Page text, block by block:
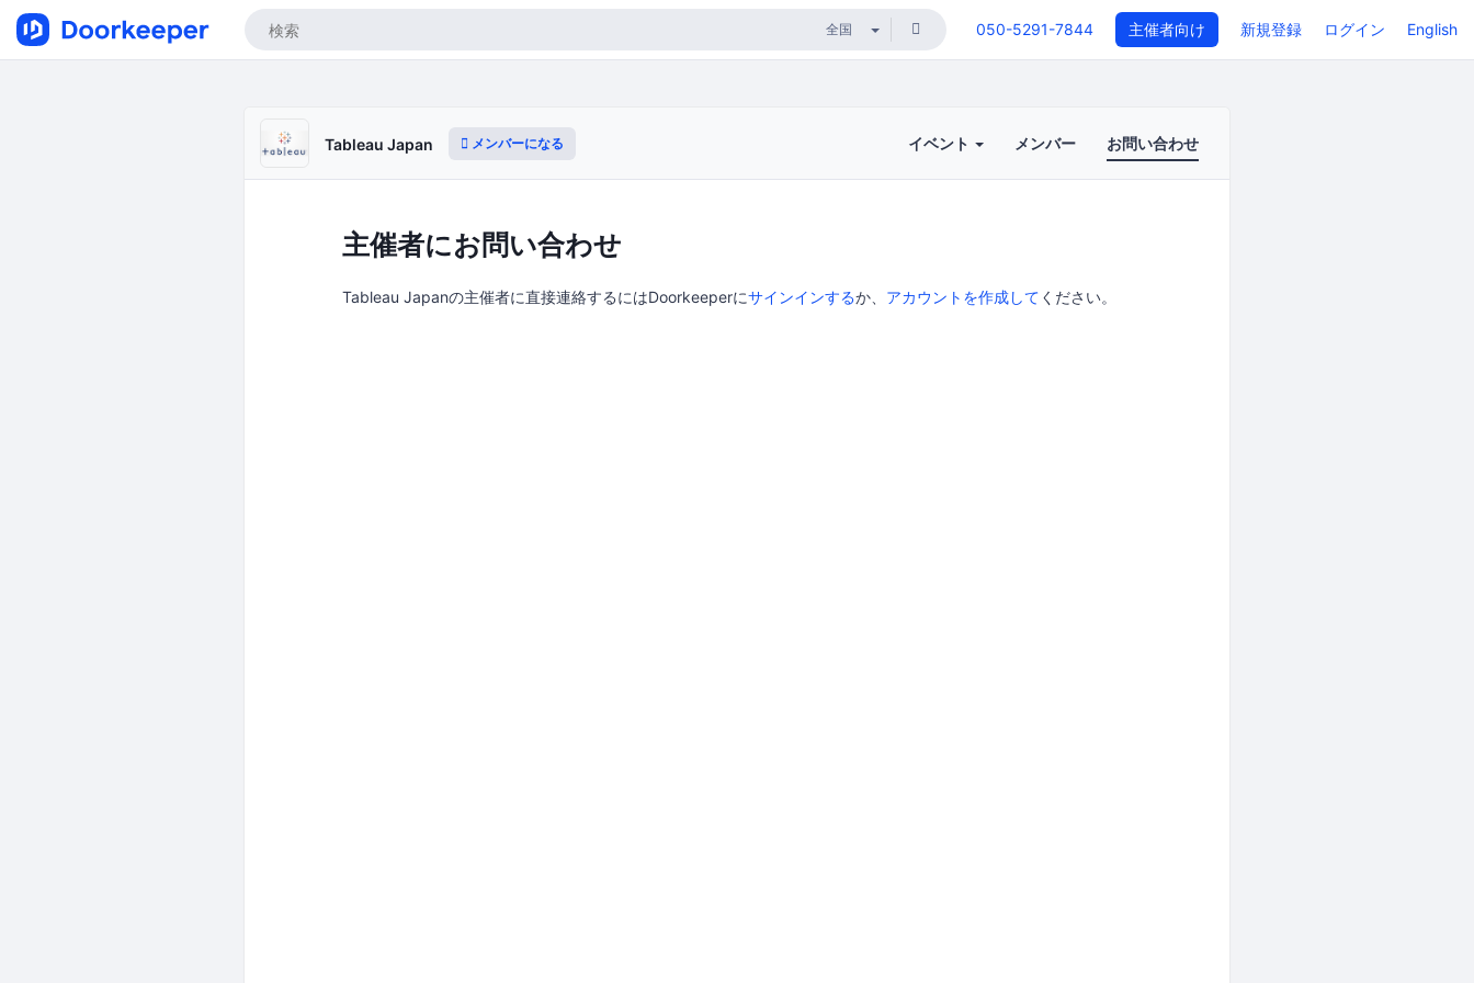
050-5291-7844 主催者向け 新規登録 ログイン English
Tableau Japan メンバーになる イベント メンバー お問い合わせ
主催者にお問い合わせ
Tableau Japanの主催者に直接連絡するにはDoorkeeperにサインインするか、 アカウントを作成して ください。